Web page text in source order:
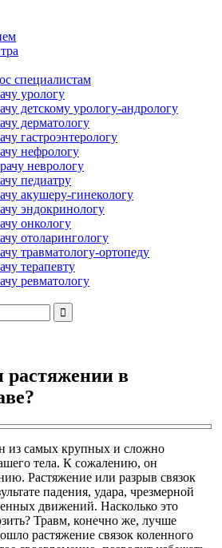
специалистам
урологу
детскому урологу-андрологу
дерматологу
гастроэнтерологу
нефрологу
неврологу
педиатру
акушеру-гинекологу
эндокринологу
онкологу
отоларингологу
травматологу-ортопеду
терапевту
ревматологу
растяжении в
из самых крупных и сложно
тела. К сожалению, он
Растяжение или разрыв связок
падения, удара, чрезмерной
движений. Насколько это
Травм, конечно же, лучше
растяжение связок коленного